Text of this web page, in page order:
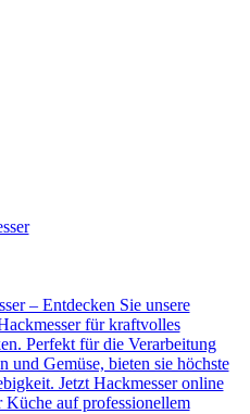
– Entdecken Sie unsere
für kraftvolles
Perfekt für die Verarbeitung
und Gemüse, bieten sie höchste
Jetzt Hackmesser online
Küche auf professionellem